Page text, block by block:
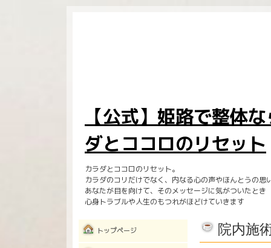
【公式】姫路で整体
ダとココロのリセット
カラダとココロのリセット。
カラダのコリだけでなく、内なる心の声やほんとうの思
あなたが目を向けて、そのメッセージに気がついたとき
心身トラブルや人生のもつれがほどけていきます
院内施
トップページ